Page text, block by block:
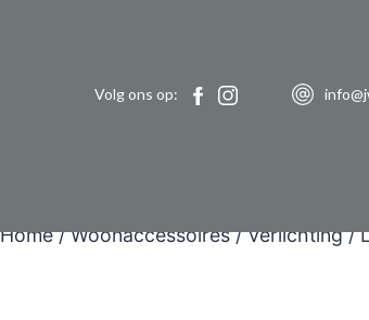
Volg ons op:
Home/Woonaccessoires/Verlichting/